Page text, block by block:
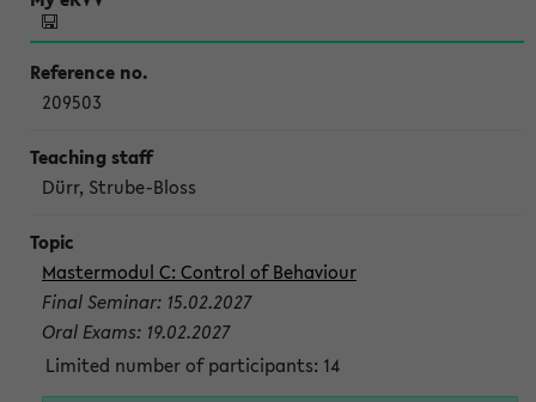
209503
Dürr, Strube-Bloss
Mastermodul C: Control of Behaviour
Final Seminar: 15.02.2027
Oral Exams: 19.02.2027
Limited number of participants: 14